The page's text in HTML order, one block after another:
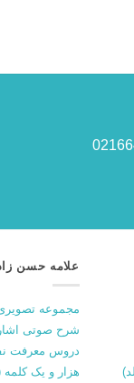
علامه حسن
مجموعه
شرح صوتی
دروس معرفت
هزار و یک کلمه (7